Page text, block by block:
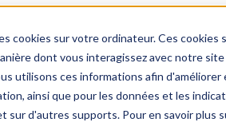
cookies sur votre ordinateur. Ces
dont vous interagissez avec notre
utilisons ces informations afin
ainsi que pour les données et les
sur d'autres supports. Pour en savoir plus